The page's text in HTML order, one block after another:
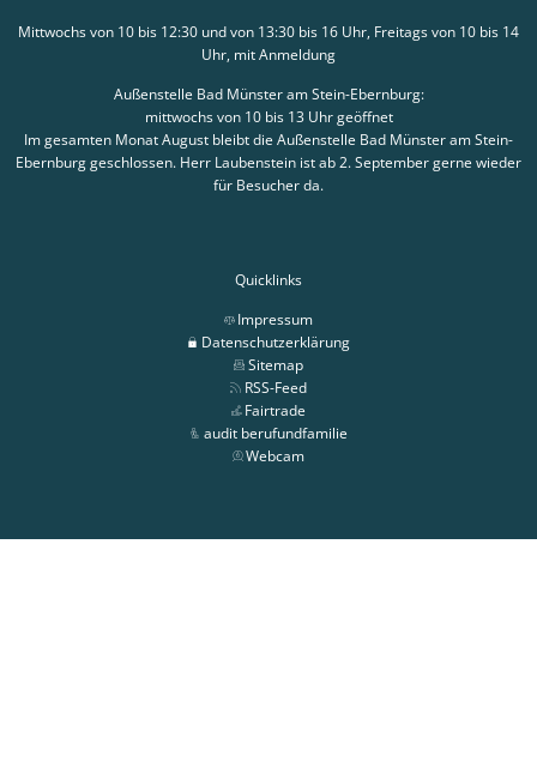
Mittwochs von 10 bis 12:30 und von 13:30 bis 16 Uhr, Freitags von 10 bis 14
Uhr, mit Anmeldung
Außenstelle Bad Münster am Stein-Ebernburg:
mittwochs von 10 bis 13 Uhr geöffnet
Im gesamten Monat August bleibt die Außenstelle Bad Münster am Stein-
Ebernburg geschlossen. Herr Laubenstein ist ab 2. September gerne wieder
für Besucher da.
Quicklinks
Impressum
Datenschutzerklärung
Sitemap
RSS-Feed
Fairtrade
audit berufundfamilie
Webcam